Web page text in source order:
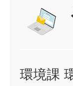
環境課